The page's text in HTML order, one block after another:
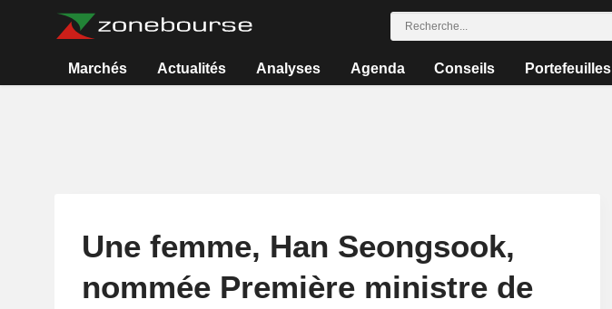
Marchés Actualités Analyses Agenda Conseils Portefeuilles
Une femme, Han Seongsook,
nommée Première ministre de